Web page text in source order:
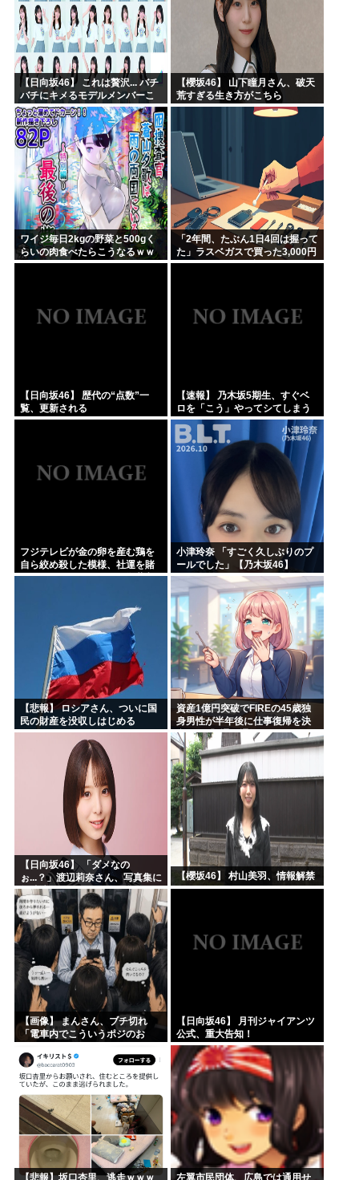
【日向坂46】 これは贅沢... バチ
バチにキメるモデルメンバーこ
ちら
【櫻坂46】 山下瞳月さん、破天
荒すぎる生き方がこちら
ワイジ毎日2kgの野菜と500gく
らいの肉食べたらこうなるｗｗ
ｗ
「2年間、たぶん1日4回は握って
た」ラスベガスで買った3,000円
のキーホルダーを調べたら
【日向坂46】 歴代の“点数”一
覧、更新される
【速報】 乃木坂5期生、すぐベ
ロを「こう」やってシてしまう
ｗｗｗｗｗｗ
フジテレビが金の卵を産む鶏を
自ら絞め殺した模様、社運を賭
けたドル箱コンテンツが御蔵入
小津玲奈 「すごく久しぶりのプ
ールでした」【乃木坂46】
【悲報】 ロシアさん、ついに国
民の財産を没収しはじめる
資産1億円突破でFIREの45歳独
身男性が半年後に仕事復帰を決
意した「1通の通知」
【日向坂46】 「ダメなの
ぉ...？」渡辺莉奈さん、写真集に
興味津々
【櫻坂46】 村山美羽、情報解禁
【画像】 まんさん、ブチ切れ
「電車内でこういうポジのお
【日向坂46】 月刊ジャイアンツ
公式、重大告知！
【悲報】坂口杏里、逃走ｗｗｗ 左翼市民団体、広島では通用せ